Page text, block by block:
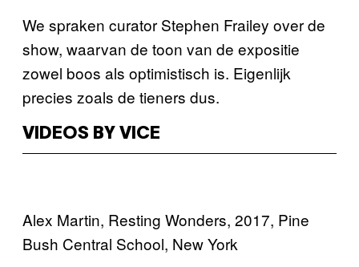
We spraken curator Stephen Frailey over de
show, waarvan de toon van de expositie
zowel boos als optimistisch is. Eigenlijk
precies zoals de tieners dus.
VIDEOS BY VICE
Alex Martin, Resting Wonders, 2017, Pine
Bush Central School, New York